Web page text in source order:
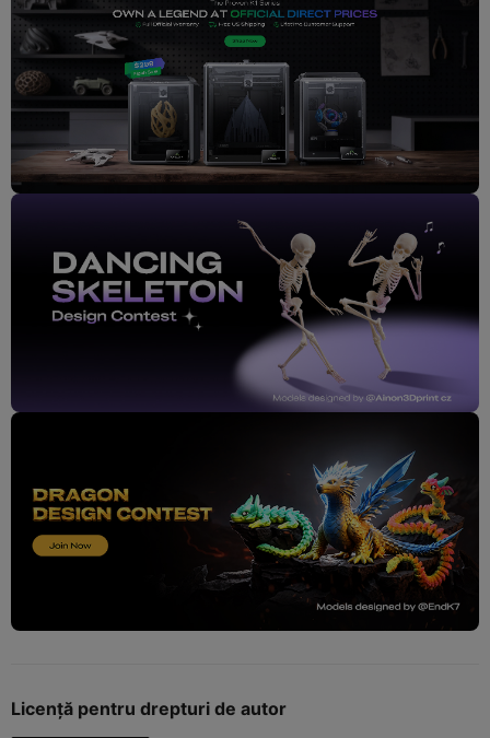
Licență pentru drepturi de autor